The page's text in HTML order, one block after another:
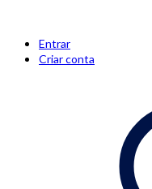
Entrar
Criar conta